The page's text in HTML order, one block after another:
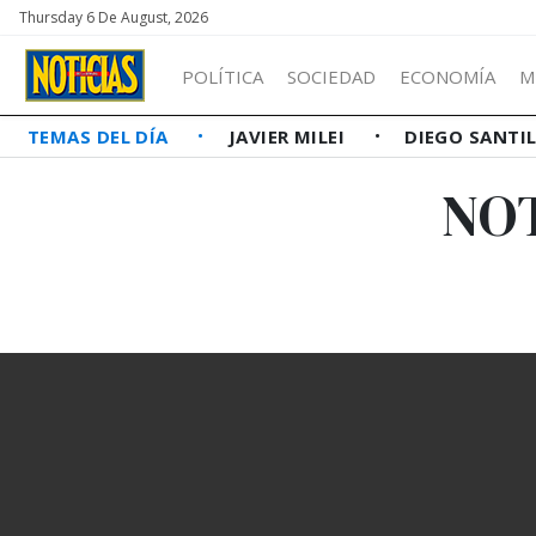
Thursday 6 De August, 2026
POLÍTICA SOCIEDAD ECONOMÍA
TEMAS DEL DÍA JAVIER MILEI DIEGO